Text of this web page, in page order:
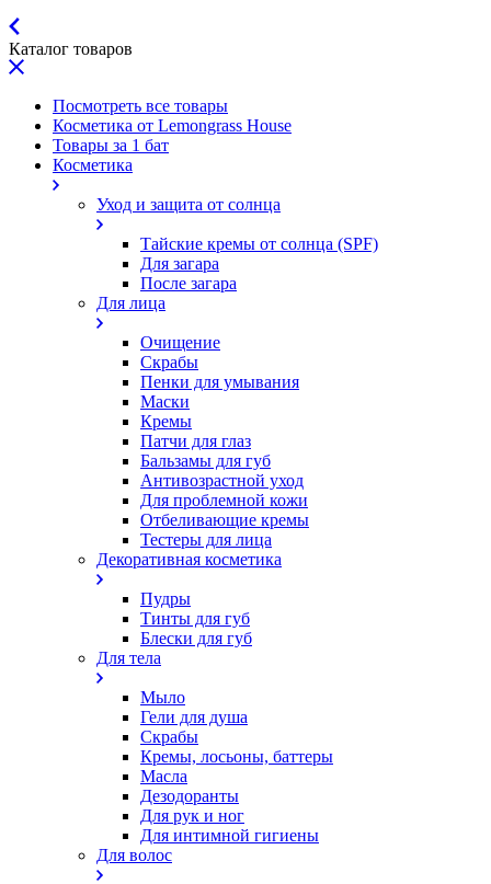
Каталог товаров
Посмотреть все товары
Косметика от Lemongrass House
Товары за 1 бат
Косметика
Уход и защита от солнца
Тайские кремы от солнца (SPF)
Для загара
После загара
Для лица
Очищение
Скрабы
Пенки для умывания
Маски
Кремы
Патчи для глаз
Бальзамы для губ
Антивозрастной уход
Для проблемной кожи
Oтбеливающие кремы
Тестеры для лица
Декоративная косметика
Пудры
Тинты для губ
Блески для губ
Для тела
Мыло
Гели для душа
Скрабы
Кремы, лосьоны, баттеры
Масла
Дезодоранты
Для рук и ног
Для интимной гигиены
Для волос